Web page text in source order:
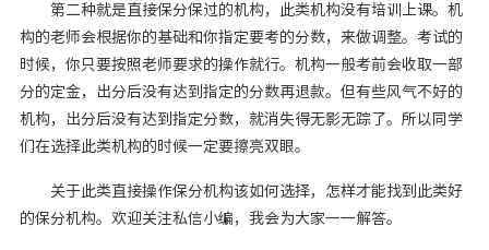
第二种就是直接保分保过的机构，此类机构没有培训上课。机
构的老师会根据你的基础和你指定要考的分数，来做调整。考试的
时候，你只要按照老师要求的操作就行。机构一般考前会收取一部
分的定金，出分后没有达到指定的分数再退款。但有些风气不好的
机构，出分后没有达到指定分数，就消失得无影无踪了。所以同学
们在选择此类机构的时候一定要擦亮双眼。
关于此类直接操作保分机构该如何选择，怎样才能找到此类好
的保分机构。欢迎关注私信小编，我会为大家一一解答。